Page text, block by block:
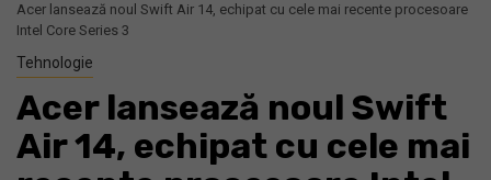
Acer lansează noul Swift Air 14, echipat cu cele mai recente procesoare
Intel Core Series 3
Tehnologie
Acer lansează noul Swift
Air 14, echipat cu cele mai